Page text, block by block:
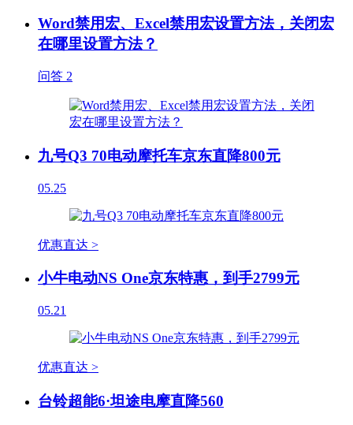
Word禁用宏、Excel禁用宏设置方法，关闭宏
在哪里设置方法？
问答 2
九号Q3 70电动摩托车京东直降800元
05.25
优惠直达 >
小牛电动NS One京东特惠，到手2799元
05.21
优惠直达 >
台铃超能6·坦途电摩直降560